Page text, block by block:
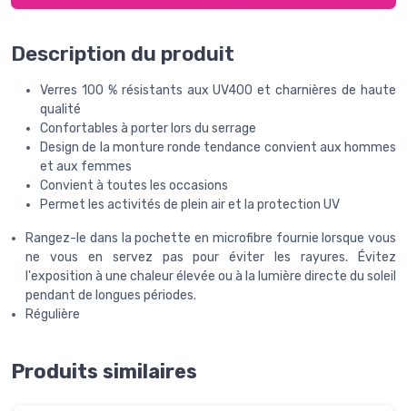
Description du produit
Verres 100 % résistants aux UV400 et charnières de haute
qualité
Confortables à porter lors du serrage
Design de la monture ronde tendance convient aux hommes
et aux femmes
Convient à toutes les occasions
Permet les activités de plein air et la protection UV
Rangez-le dans la pochette en microfibre fournie lorsque vous
ne vous en servez pas pour éviter les rayures. Évitez
l'exposition à une chaleur élevée ou à la lumière directe du soleil
pendant de longues périodes.
Régulière
Produits similaires